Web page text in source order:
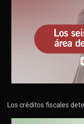
Los créditos fiscales